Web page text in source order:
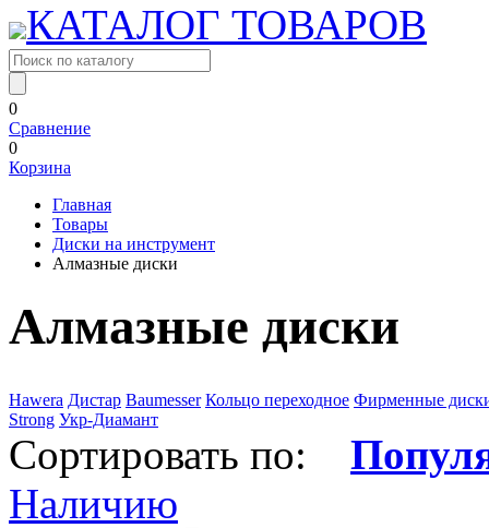
КАТАЛОГ ТОВАРОВ
0
Сравнение
0
Корзина
Главная
Товары
Диски на инструмент
Алмазные диски
Алмазные диски
Hawera Дистар Baumesser Кольцо переходное Фирменные
Strong Укр-Диамант
Сортировать по:
Наличию